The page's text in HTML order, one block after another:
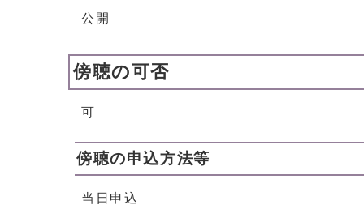
公開
傍聴の可否
可
傍聴の申込方法等
当日申込